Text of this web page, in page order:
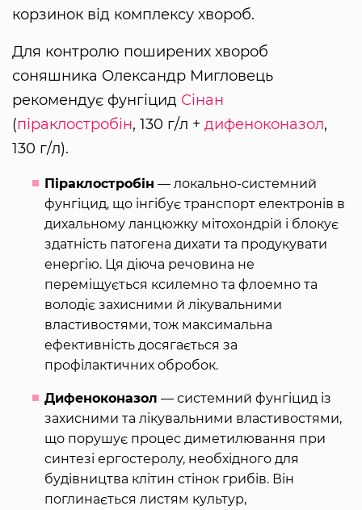
корзинок від комплексу хвороб.
Для контролю поширених хвороб
соняшника Олександр Мигловець
рекомендує фунгіцид Сінан
(піраклостробін, 130 г/л + дифеноконазол,
130 г/л).
Піраклостробін — локально-системний
фунгіцид, що інгібує транспорт електронів в
дихальному ланцюжку мітохондрій і блокує
здатність патогена дихати та продукувати
енергію. Ця діюча речовина не
переміщується ксилемно та флоемно та
володіє захисними й лікувальними
властивостями, тож максимальна
ефективність досягається за
профілактичних обробок.
Дифеноконазол — системний фунгіцид із
захисними та лікувальними властивостями,
що порушує процес диметилювання при
синтезі ергостеролу, необхідного для
будівництва клітин стінок грибів. Він
поглинається листям культур,